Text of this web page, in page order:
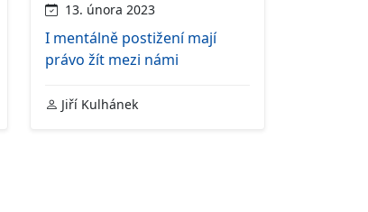
13. února 2023
I mentálně postižení mají
právo žít mezi námi
Jiří Kulhánek